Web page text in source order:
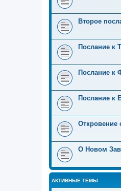
Второе
Послание к
Послание к
Послание к
Откровение
О Новом
АКТИВНЫЕ ТЕМЫ